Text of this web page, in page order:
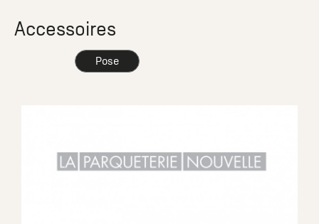
Accessoires
Pose